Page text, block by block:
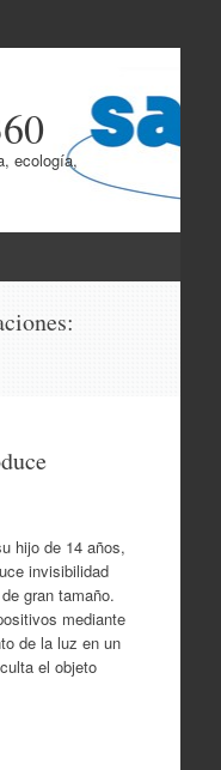
ecología,
hijo de 14 años,
invisibilidad
gran tamaño.
mediante
de la luz en un
el objeto